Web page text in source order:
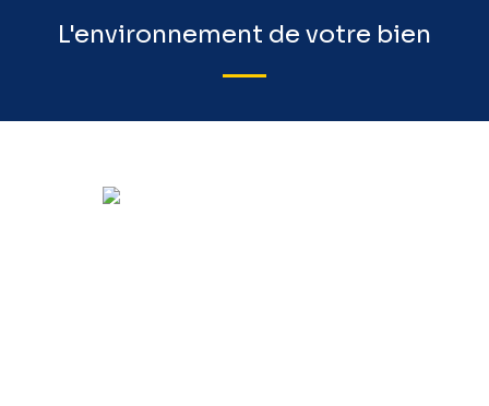
L'environnement de votre bien